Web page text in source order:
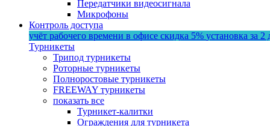
Передатчики видеосигнала
Микрофоны
Контроль доступа
учёт рабочего времени в офисе скидка 5% установка за 2
Турникеты
Трипод турникеты
Роторные турникеты
Полноростовые турникеты
FREEWAY турникеты
показать все
Турникет-калитки
Ограждения для турникета